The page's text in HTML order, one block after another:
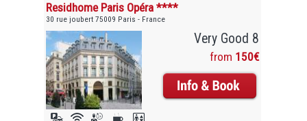
Residhome Paris Opéra ****
30 rue joubert 75009 Paris - France
Very Good 8
from 150€